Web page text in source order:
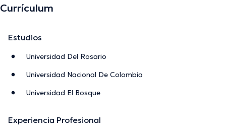
Currículum
Estudios
Universidad Del Rosario
Universidad Nacional De Colombia
Universidad El Bosque
Experiencia Profesional